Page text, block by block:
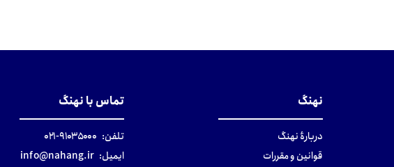
نهنگ
دربارهٔ نهنگ
قوانین و مقررات
تماس با نهنگ
تلفن: ۹۱۰۳۵۰۰۰-۰۲۱
ایمیل: info@nahang.ir